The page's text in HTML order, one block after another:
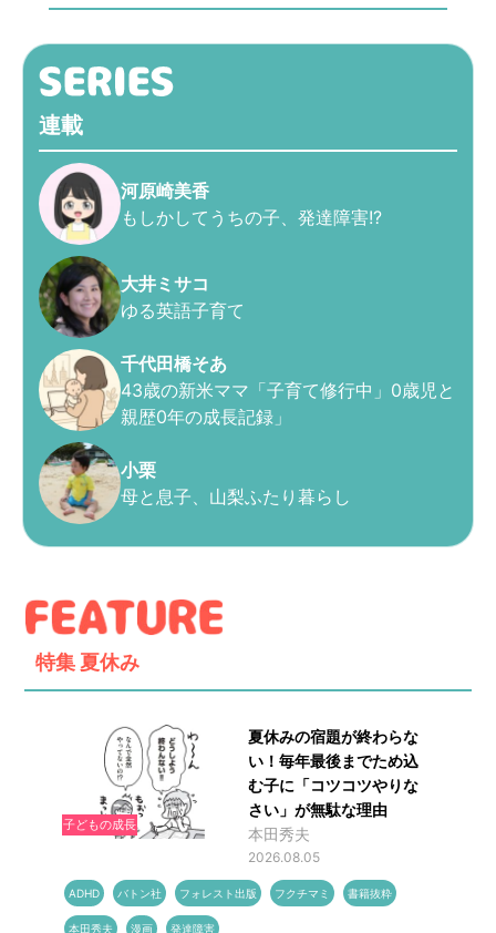
連載
河原崎美香
もしかしてうちの子、発達障害!?
大井ミサコ
ゆる英語子育て
千代田橋そあ
43歳の新米ママ「子育て修行中」0歳児と
親歴0年の成長記録」
小栗
母と息子、山梨ふたり暮らし
特集 夏休み
子どもの成長
夏休みの宿題が終わらな
い！毎年最後までため込
む子に「コツコツやりな
さい」が無駄な理由
本田秀夫
2026.08.05
ADHD バトン社 フォレスト出版 フクチマミ 書籍抜粋
本田秀夫 漫画 発達障害